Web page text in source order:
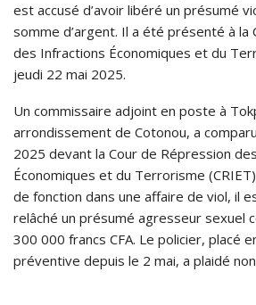
est accusé d’avoir libéré un présumé
somme d’argent. Il a été présenté à la
des Infractions Économiques et du
jeudi 22 mai 2025.
Un commissaire adjoint en poste à
arrondissement de Cotonou, a
2025 devant la Cour de Répression
Économiques et du Terrorisme
de fonction dans une affaire de viol, il
relâché un présumé agresseur sexuel
300 000 francs CFA. Le policier, placé
préventive depuis le 2 mai, a plaidé